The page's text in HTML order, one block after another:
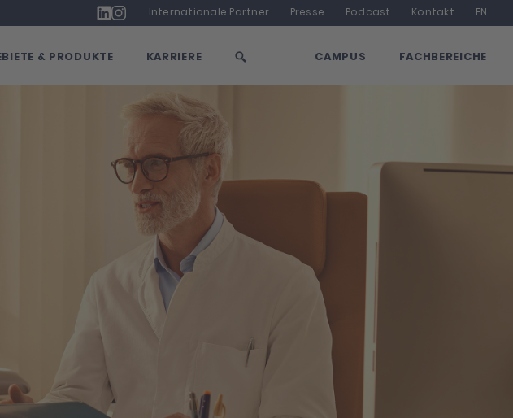
& PRODUKTE KARRIERE SUCHE CAMPUS FACHBEREICHE
LinkedIn
InstagramInternationale Partner Presse Podcast Kontakt EN